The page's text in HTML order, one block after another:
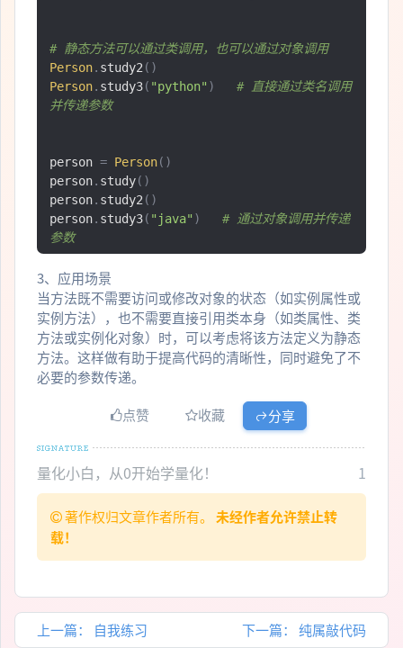
# 静态方法可以通过类调用，也可以通过对象调用
Person. study2 ()
Person. study3( "python" )
# 直接通过类名调用
并传递参数
person = Person()
person. study()
person. study2 ()
person. study3( "java" )
# 通过对象调用并传递
参数
3、应用场景
当方法既不需要访问或修改对象的状态（如实例属性或
实例方法），也不需要直接引用类本身（如类属性、类
方法或实例化对象）时，可以考虑将该方法定义为静态
方法。这样做有助于提高代码的清晰性，同时避免了不
必要的参数传递。
点赞
收藏 分享
量化小白，从0开始学量化！ 1
著作权归文章作者所有。 未经作者允许禁止转
载！
上一篇： 自我练习 下一篇： 纯属敲代码